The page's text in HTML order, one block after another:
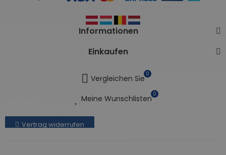
Informationen
Einkaufen
Vergleichen Sie 0
Meine Wunschlisten 0
Vertrag widerrufen